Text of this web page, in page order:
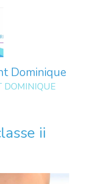
Dominique
DOMINIQUE
ii